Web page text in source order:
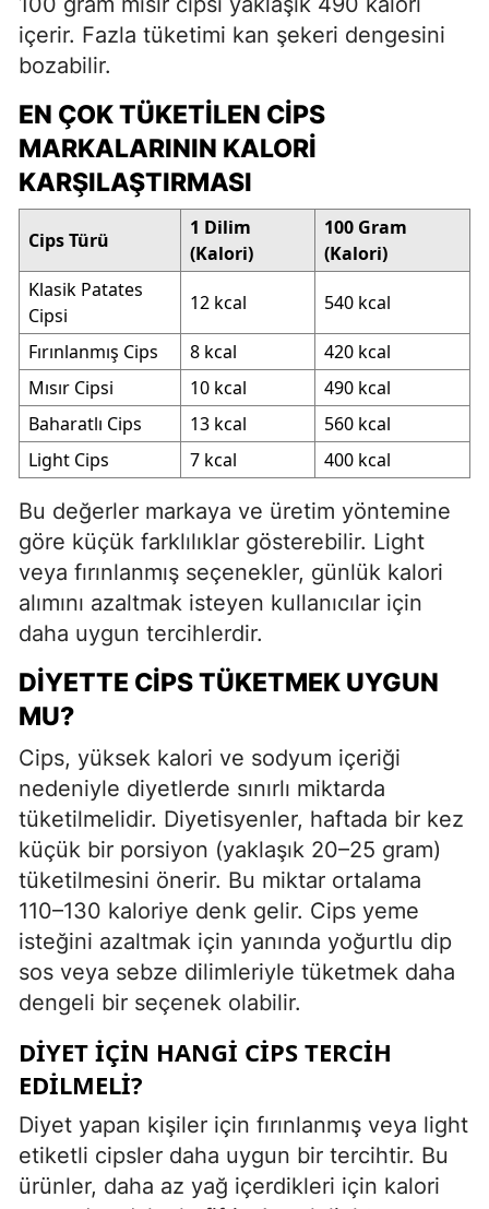
içerir. Fazla tüketimi kan şekeri dengesini
bozabilir.
EN ÇOK TÜKETILEN CIPS
MARKALARININ KALORI
KARŞILAŞTIRMASI
Cips Türü
1 Dilim
(Kalori)
100 Gram
(Kalori)
Klasik Patates
Cipsi
12 kcal 540 kcal
Fırınlanmış Cips 8 kcal
420 kcal
Mısır Cipsi
10 kcal
490 kcal
Baharatlı Cips
13 kcal
560 kcal
Light Cips
7 kcal 400 kcal
Bu değerler markaya ve üretim yöntemine
göre küçük farklılıklar gösterebilir. Light
veya fırınlanmış seçenekler, günlük kalori
alımını azaltmak isteyen kullanıcılar için
daha uygun tercihlerdir.
DIYETTE CIPS TÜKETMEK UYGUN
MU?
Cips, yüksek kalori ve sodyum içeriği
nedeniyle diyetlerde sınırlı miktarda
tüketilmelidir. Diyetisyenler, haftada bir kez
küçük bir porsiyon (yaklaşık 20–25 gram)
tüketilmesini önerir. Bu miktar ortalama
110–130 kaloriye denk gelir. Cips yeme
isteğini azaltmak için yanında yoğurtlu dip
sos veya sebze dilimleriyle tüketmek daha
dengeli bir seçenek olabilir.
DIYET İÇIN HANGI CIPS TERCIH
EDILMELI?
Diyet yapan kişiler için fırınlanmış veya light
etiketli cipsler daha uygun bir tercihtir. Bu
ürünler, daha az yağ içerdikleri için kalori